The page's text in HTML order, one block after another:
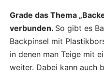
Grade das Thema
verbunden. So gibt es
Backpinsel mit
in denen man Teige mit
weiter. Dabei kann auch